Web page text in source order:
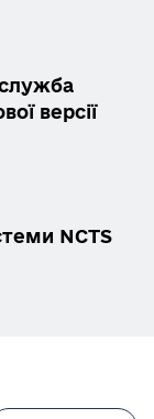
версії
NCTS